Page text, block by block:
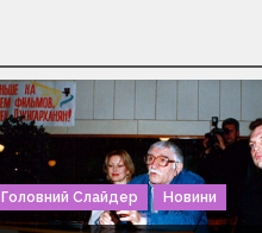
Головний Слайдер Новини